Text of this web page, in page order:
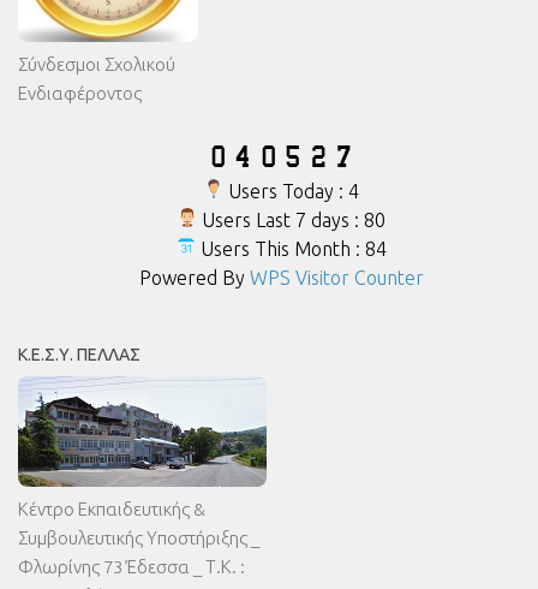
Σύνδεσμοι Σχολικού
Ενδιαφέροντος
Users Today : 4
Users Last 7 days : 80
Users This Month : 84
Powered By WPS Visitor Counter
Κ.Ε.Σ.Υ. ΠΈΛΛΑΣ
Κέντρο Εκπαιδευτικής &
Συμβουλευτικής Υποστήριξης _
Φλωρίνης 73 Έδεσσα _ Τ.Κ. :